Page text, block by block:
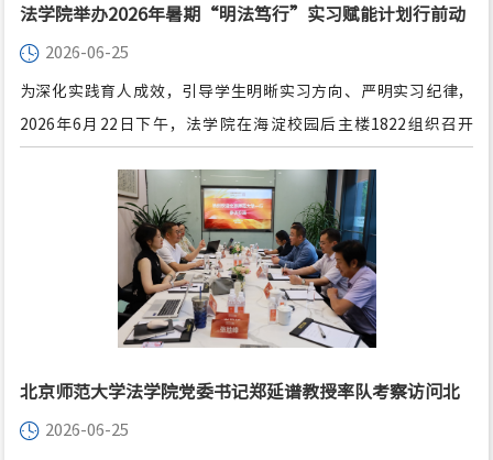
法学院举办2026年暑期“明法笃行”实习赋能计划行前动
员会2026-06-25
为深化实践育人成效，引导学生明晰实习方向、严明实习纪律，
2026年6月22日下午，法学院在海淀校园后主楼1822组织召开
导员、教务老师以及参与本次实习的学生代表参加本次会议。
北京师范大学法学院党委书记郑延谱教授率队考察访问北
京市中闻律师事务所
2026-06-25